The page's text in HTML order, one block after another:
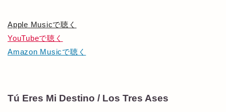
Apple Musicで聴く
YouTubeで聴く
Amazon Musicで聴く
Tú Eres Mi Destino / Los Tres Ases